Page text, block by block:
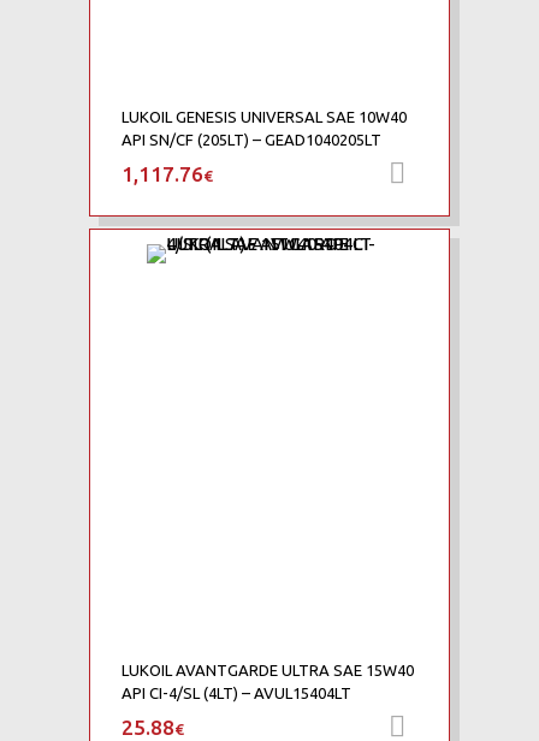
LUKOIL GENESIS UNIVERSAL SAE 10W40
API SN/CF (205LT) – GEAD1040205LT
1,117.76€
LUKOIL AVANTGARDE ULTRA SAE 15W40
API CI-4/SL (4LT) – AVUL15404LT
25.88€